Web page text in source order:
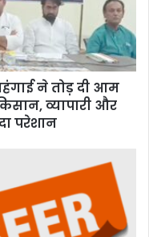
ने तोड़ दी आम
व्यापारी और
परेशान